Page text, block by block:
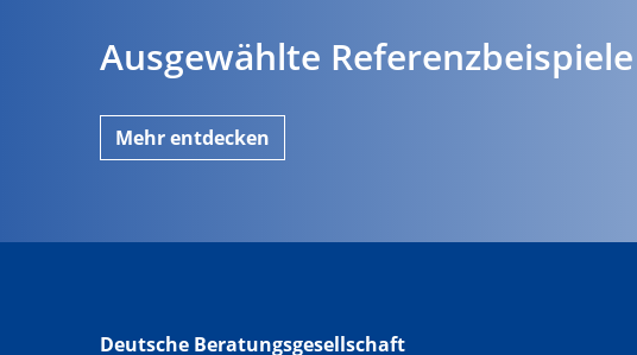
Ausgewählte Referenzbeispiele
Mehr entdecken
Deutsche Beratungsgesellschaft